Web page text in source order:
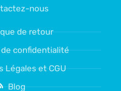
nous
de retour
confidentialité
Légales et CGU
Blog